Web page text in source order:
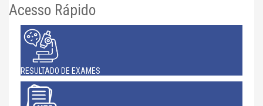
Acesso Rápido
RESULTADO DE EXAMES